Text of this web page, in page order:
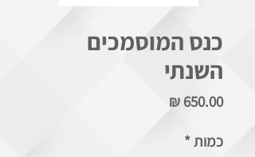
כנס המוסמכים
השנתי
כמות*